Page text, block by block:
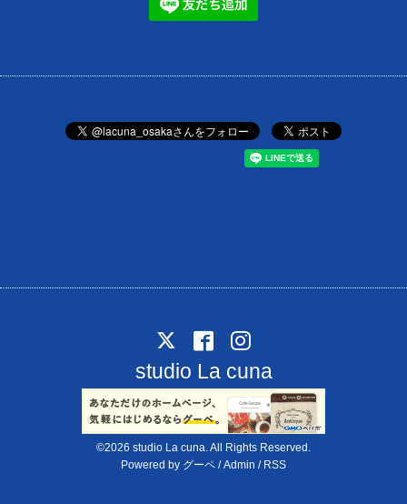
studio La cuna
©2026 studio La cuna. All Rights Reserved.
Powered by グーペ /Admin / RSS